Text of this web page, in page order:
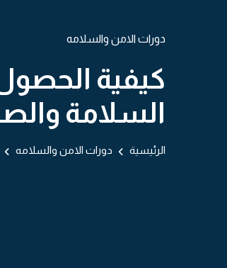
دورات الامن والسلامه
كيفية
السلامة
الرئيسية دورات الامن والسلامه